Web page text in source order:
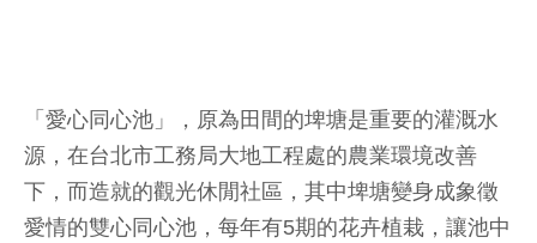
「愛心同心池」，原為田間的埤塘是重要的灌溉水
源，在台北市工務局大地工程處的農業環境改善
下，而造就的觀光休閒社區，其中埤塘變身成象徵
愛情的雙心同心池，每年有5期的花卉植栽，讓池中